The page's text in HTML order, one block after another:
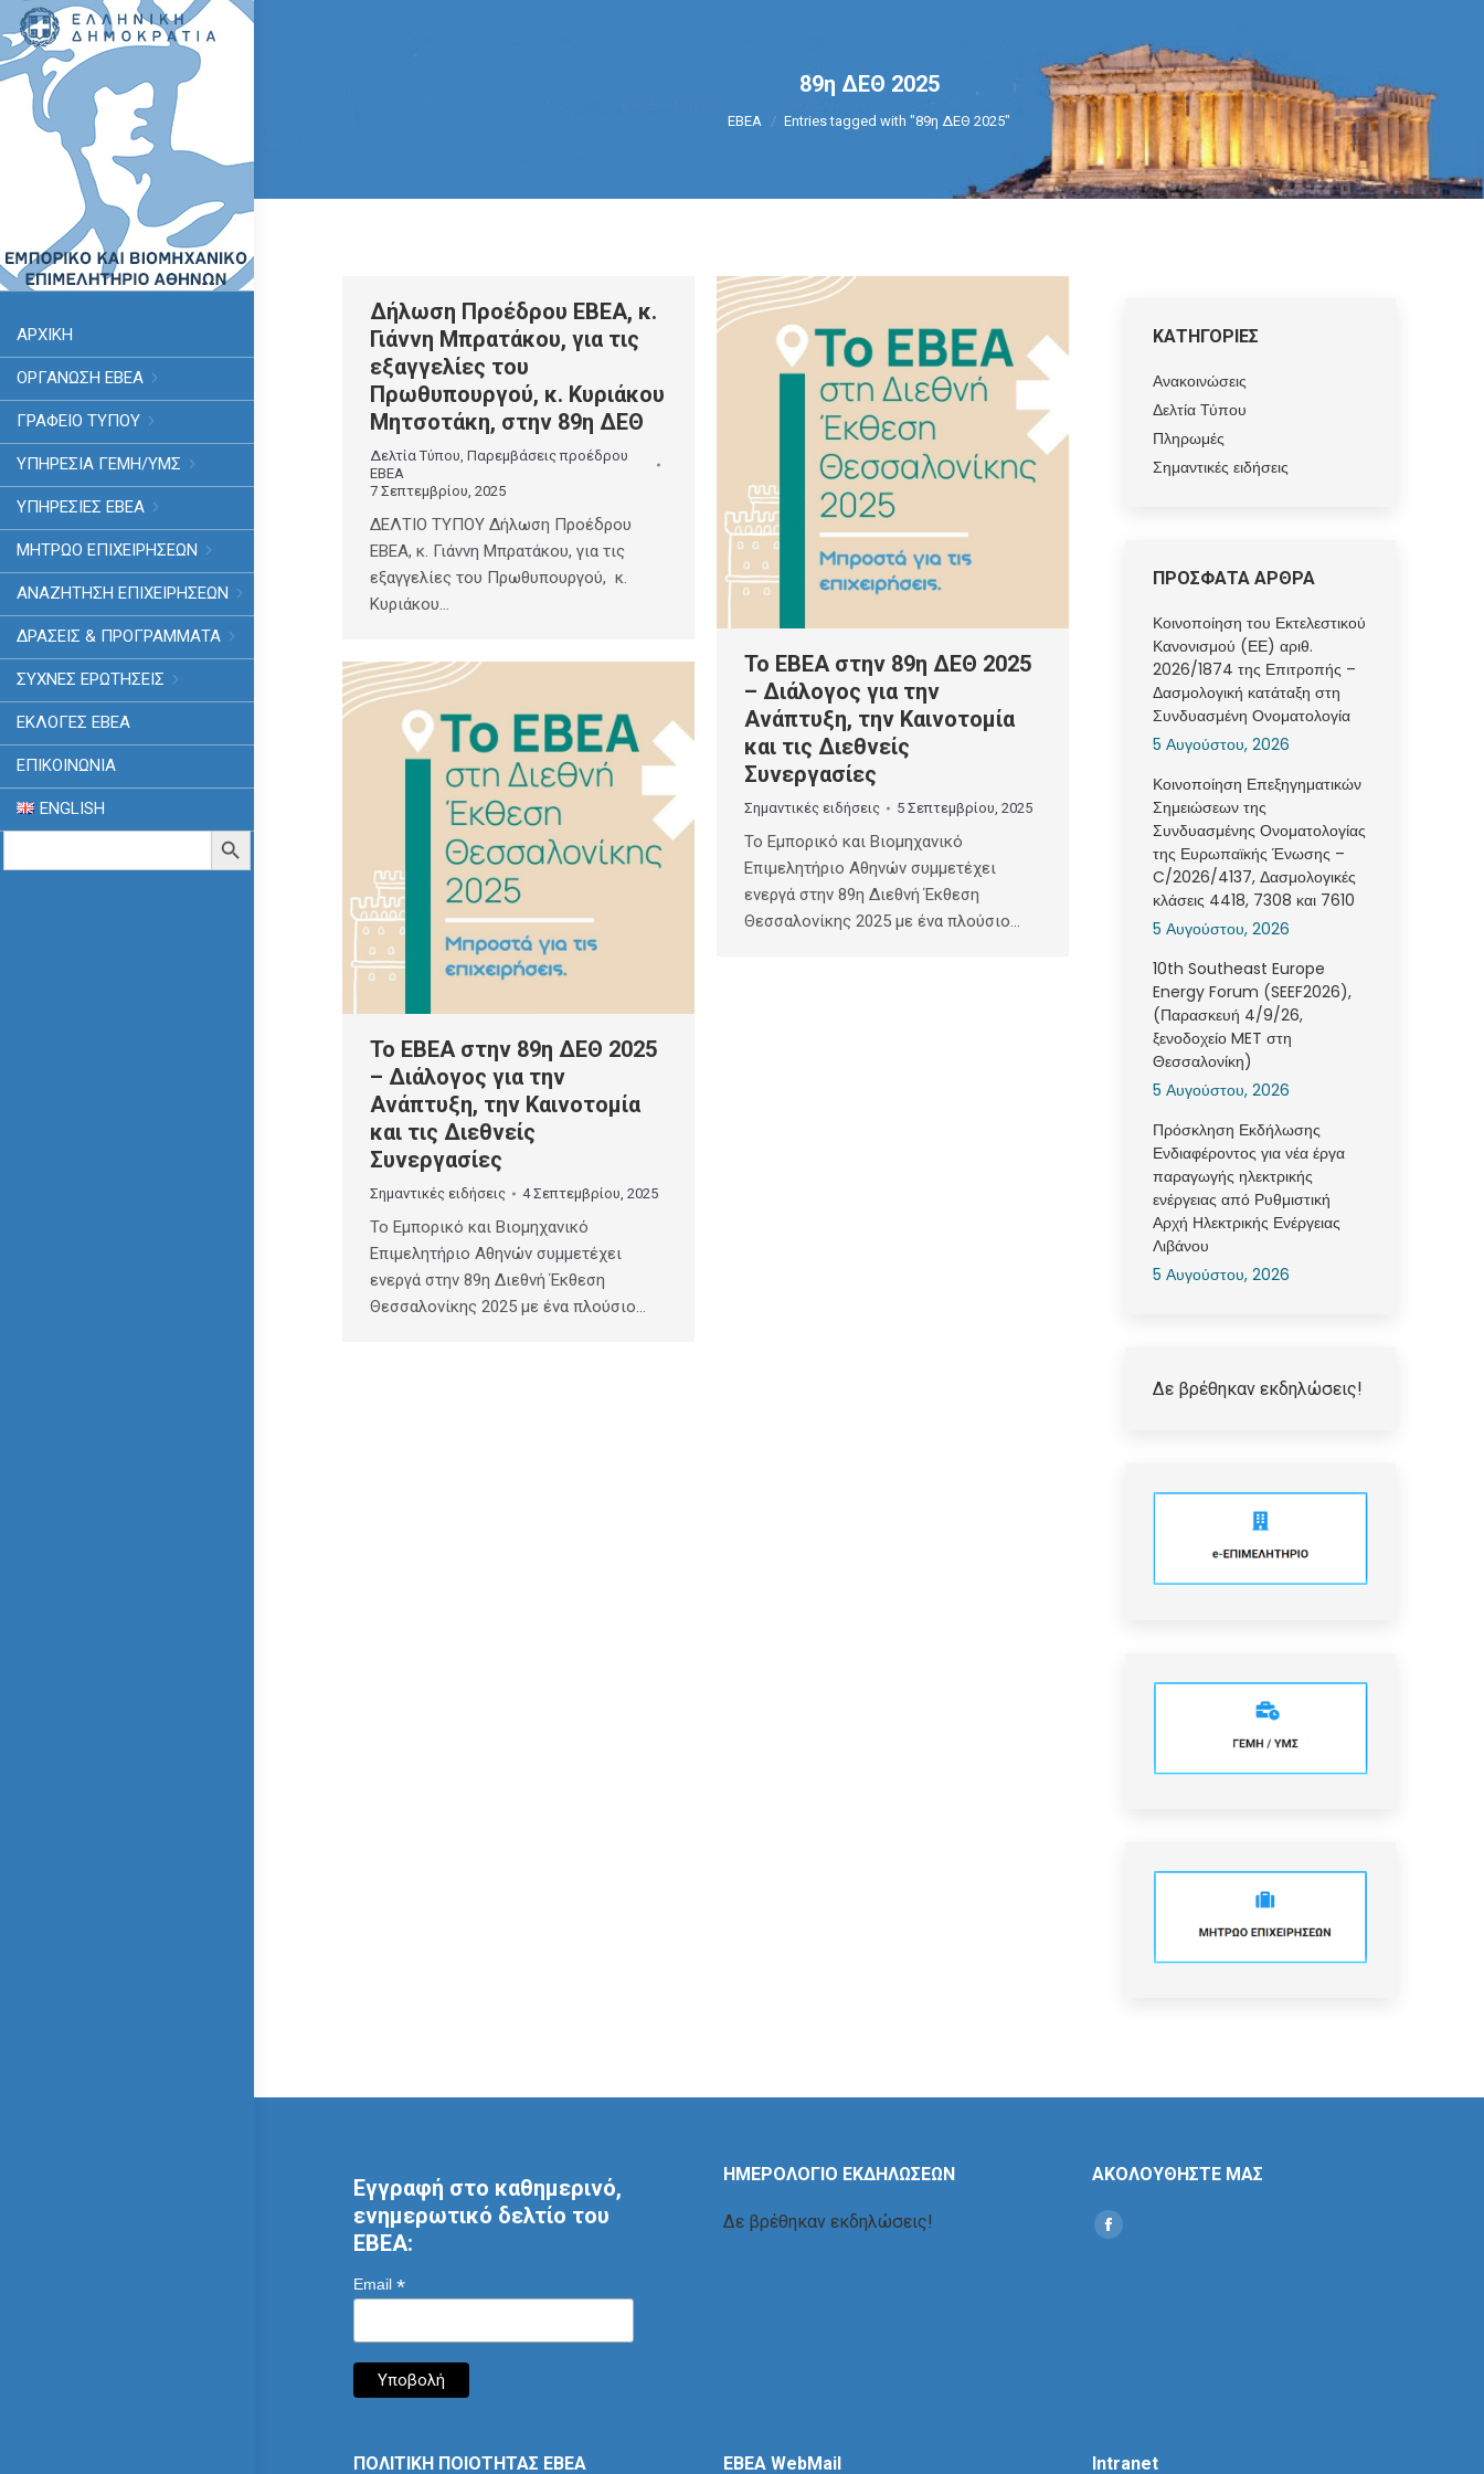
ΑΡΧΙΚΗ
ΟΡΓΑΝΩΣΗ ΕΒΕΑ
ΓΡΑΦΕΙΟ ΤΥΠΟΥ
ΥΠΗΡΕΣΊΑ ΓΕΜΗ/ΥΜΣ
ΥΠΗΡΕΣΙΕΣ ΕΒΕΑ
ΜΗΤΡΩΟ ΕΠΙΧΕΙΡΗΣΕΩΝ
ΑΝΑΖΗΤΗΣΗ ΕΠΙΧΕΙΡΗΣΕΩΝ
ΔΡΑΣΕΙΣ & ΠΡΟΓΡΑΜΜΑΤΑ
ΣΥΧΝΕΣ ΕΡΩΤΗΣΕΙΣ
ΕΚΛΟΓΈΣ ΕΒΕΑ
ΕΠΙΚΟΙΝΩΝΙΑ
ENGLISH
Search
Search Button
89η ΔΕΘ 2025
You are here:
ΕΒΕΑ Entries tagged with "89η ΔΕΘ 2025"
Δήλωση Προέδρου ΕΒΕΑ, κ.
Γιάννη Μπρατάκου, για τις
εξαγγελίες του
Πρωθυπουργού, κ. Κυριάκου
Μητσοτάκη, στην 89η ΔΕΘ
Δελτία Τύπου, Παρεμβάσεις προέδρου
ΕΒΕΑ
7 Σεπτεμβρίου, 2025
ΔΕΛΤΙΟ ΤΥΠΟΥ Δήλωση Προέδρου
ΕΒΕΑ, κ. Γιάννη Μπρατάκου, για τις
εξαγγελίες του Πρωθυπουργού, κ.
Κυριάκου…
Το ΕΒΕΑ στην 89η ΔΕΘ 2025
– Διάλογος για την
Ανάπτυξη, την Καινοτομία
και τις Διεθνείς
Συνεργασίες
Σημαντικές ειδήσεις 5 Σεπτεμβρίου, 2025
Το Εμπορικό και Βιομηχανικό
Επιμελητήριο Αθηνών συμμετέχει
ενεργά στην 89η Διεθνή Έκθεση
Θεσσαλονίκης 2025 με ένα πλούσιο…
Το ΕΒΕΑ στην 89η ΔΕΘ 2025
– Διάλογος για την
Ανάπτυξη, την Καινοτομία
και τις Διεθνείς
Συνεργασίες
Σημαντικές ειδήσεις 4 Σεπτεμβρίου, 2025
Το Εμπορικό και Βιομηχανικό
Επιμελητήριο Αθηνών συμμετέχει
ενεργά στην 89η Διεθνή Έκθεση
Θεσσαλονίκης 2025 με ένα πλούσιο…
ΚΑΤΗΓΟΡΙΕΣ
Ανακοινώσεις
Δελτία Τύπου
Πληρωμές
Σημαντικές ειδήσεις
ΠΡΟΣΦΑΤΑ ΑΡΘΡΑ
Κοινοποίηση του Εκτελεστικού
Κανονισμού (ΕΕ) αριθ.
2026/1874 της Επιτροπής –
Δασμολογική κατάταξη στη
Συνδυασμένη Ονοματολογία
5 Αυγούστου, 2026
Κοινοποίηση Επεξηγηματικών
Σημειώσεων της
Συνδυασμένης Ονοματολογίας
της Ευρωπαϊκής Ένωσης –
C/2026/4137, Δασμολογικές
κλάσεις 4418, 7308 και 7610
5 Αυγούστου, 2026
10th Southeast Europe
Energy Forum (SEEF2026),
(Παρασκευή 4/9/26,
ξενοδοχείο MET στη
Θεσσαλονίκη)
5 Αυγούστου, 2026
Πρόσκληση Εκδήλωσης
Ενδιαφέροντος για νέα έργα
παραγωγής ηλεκτρικής
ενέργειας από Ρυθμιστική
Αρχή Ηλεκτρικής Ενέργειας
Λιβάνου
5 Αυγούστου, 2026
Δε βρέθηκαν εκδηλώσεις!
Εγγραφή στο καθημερινό,
ενημερωτικό δελτίο του
ΕΒΕΑ:
Email *
ΗΜΕΡΟΛΟΓΙΟ ΕΚΔΗΛΩΣΕΩΝ
Δε βρέθηκαν εκδηλώσεις!
ΑΚΟΛΟΥΘΗΣΤΕ ΜΑΣ
Find us on:
Social
ΠΟΛΙΤΙΚΗ ΠΟΙΟΤΗΤΑΣ ΕΒΕΑ EBEA WebMail Intranet